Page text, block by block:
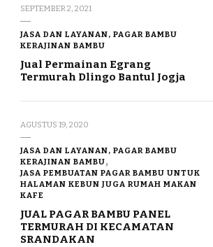
SEPTEMBER 2, 2021
JASA DAN LAYANAN, PAGAR BAMBU
KERAJINAN BAMBU
Jual Permainan Egrang
Termurah Dlingo Bantul Jogja
AGUSTUS 19, 2020
JASA DAN LAYANAN, PAGAR BAMBU
KERAJINAN BAMBU
JASA PEMBUATAN PAGAR BAMBU UNTUK
HALAMAN KEBUN JUGA RUMAH MAKAN
KAFE
JUAL PAGAR BAMBU PANEL
TERMURAH DI KECAMATAN
SRANDAKAN